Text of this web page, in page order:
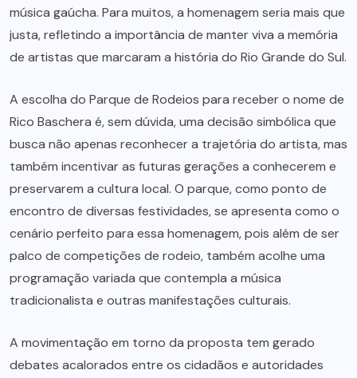
música gaúcha. Para muitos, a homenagem seria mais que
justa, refletindo a importância de manter viva a memória
de artistas que marcaram a história do Rio Grande do Sul.
A escolha do Parque de Rodeios para receber o nome de
Rico Baschera é, sem dúvida, uma decisão simbólica que
busca não apenas reconhecer a trajetória do artista, mas
também incentivar as futuras gerações a conhecerem e
preservarem a cultura local. O parque, como ponto de
encontro de diversas festividades, se apresenta como o
cenário perfeito para essa homenagem, pois além de ser
palco de competições de rodeio, também acolhe uma
programação variada que contempla a música
tradicionalista e outras manifestações culturais.
A movimentação em torno da proposta tem gerado
debates acalorados entre os cidadãos e autoridades